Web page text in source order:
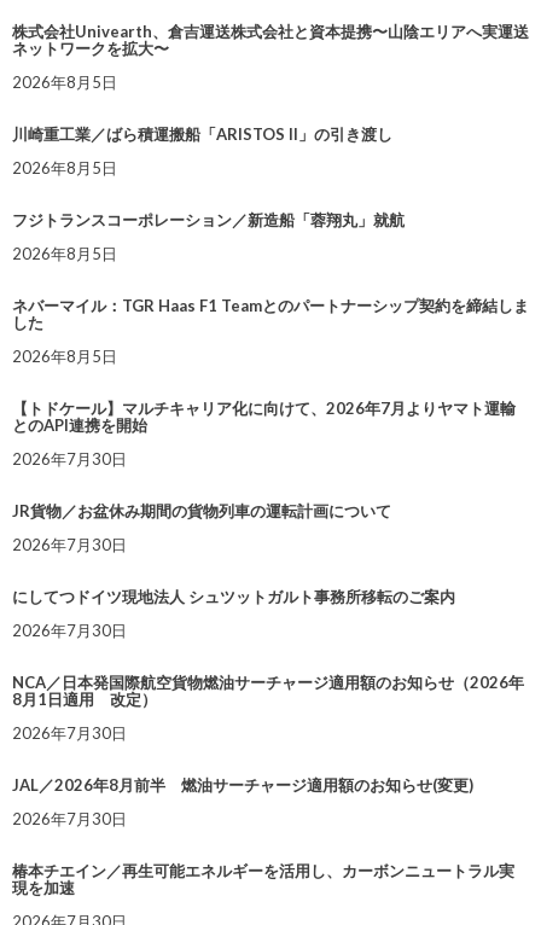
株式会社Univearth、倉吉運送株式会社と資本提携〜山陰エリアへ実運送
ネットワークを拡大〜
2026年8月5日
川崎重工業／ばら積運搬船「ARISTOS II」の引き渡し
2026年8月5日
フジトランスコーポレーション／新造船「蓉翔丸」就航
2026年8月5日
ネバーマイル：TGR Haas F1 Teamとのパートナーシップ契約を締結しま
した
2026年8月5日
【トドケール】マルチキャリア化に向けて、2026年7月よりヤマト運輸
とのAPI連携を開始
2026年7月30日
JR貨物／お盆休み期間の貨物列車の運転計画について
2026年7月30日
にしてつドイツ現地法人 シュツットガルト事務所移転のご案内
2026年7月30日
NCA／日本発国際航空貨物燃油サーチャージ適用額のお知らせ（2026年
8月1日適用 改定）
2026年7月30日
JAL／2026年8月前半 燃油サーチャージ適用額のお知らせ(変更)
2026年7月30日
椿本チエイン／再生可能エネルギーを活用し、カーボンニュートラル実
現を加速
2026年7月30日